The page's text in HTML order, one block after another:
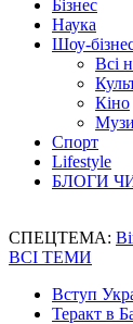
Бізнес
Наука
Шоу-
Всі
Кіно
Спорт
Lifestyle
БЛОГИ
СПЕЦТЕМА:
ВСІ ТЕМИ
Вступ
Теракт в